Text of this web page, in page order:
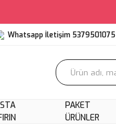
Whatsapp İletişim 5379501075
PAKET
ÜRÜNLER